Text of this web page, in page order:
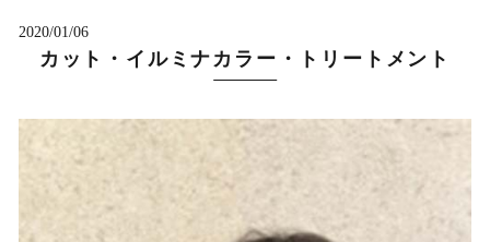
2020/01/06
カット・イルミナカラー・トリートメント